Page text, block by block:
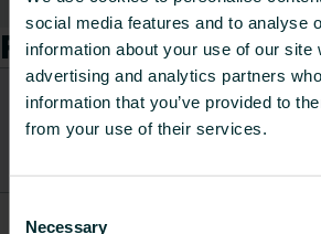
social media features and to analyse
information about your use of our site
advertising and analytics partners
information that you’ve provided to
from your use of their services.
Necessary
Prekės
Prekės kodas
Prekės
aprašymas
FBMAOTHE00P23000